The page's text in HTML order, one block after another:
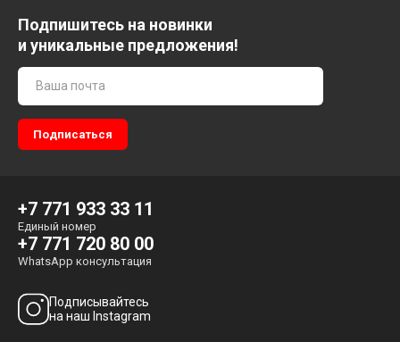
Подпишитесь на новинки
и уникальные предложения!
+7 771 933 33 11
Единый номер
+7 771 720 80 00
WhatsApp консультация
Подписывайтесь
на наш Instagram